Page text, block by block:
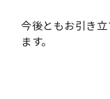
今後ともお引き
ます。